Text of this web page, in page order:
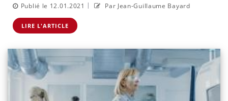
Publié le 12.01.2021 | Par Jean-Guillaume Bayard
LIRE L'ARTICLE